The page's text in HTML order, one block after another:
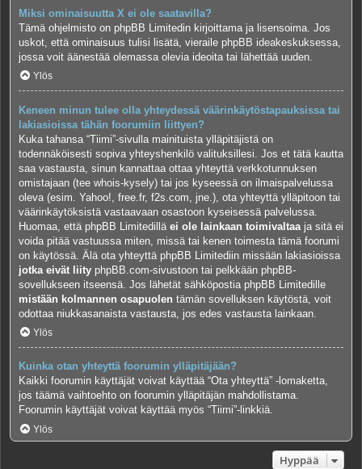
Miksi ominaisuutta X ei ole saatavilla?
Tämä ohjelmisto on phpBB Limitedin kirjoittama ja lisensoima. Jos
uskot, että ominaisuus tulisi lisätä, vieraile phpBB ideakeskuksessa
jossa voit äänestää olemassa olevia ideoita tai lähettää uuden.
Ylös
Keneen minun tulee olla yhteydessä väärinkäytöstapauksissa tai
lakiasioissa tähän foorumiin liittyen?
Kuka tahansa “Tiimi”-sivulla mainituista ylläpitäjistä on
todennäköisesti sopiva yhteyshenkilö valituksillesi. Jos et tätä kautta
saa vastausta, sinun kannattaa ottaa yhteyttä verkkotunnuksen
omistajaan (tee whois-kysely) tai jos kyseessä on ilmaispalvelussa
oleva (esim. Yahoo!, free.fr, f2s.com, jne.), ota yhteyttä ylläpitoon tai
väärinkäytöksistä vastaavaan osastoon kyseisessä palvelussa.
Huomaa, että phpBB Limitedillä ei ole lainkaan toimivaltaa ja sitä ei
voida pitää vastuussa miten, missä tai kenen toimesta tämä foorumi
on käytössä. Älä ota yhteyttä phpBB Limitediin missään lakiasioissa
jotka eivät liity phpBB.com-sivustoon tai pelkkään phpBB-
sovellukseen itseensä. Jos lähetät sähköpostia phpBB Limitedille
mistään kolmannen osapuolen tämän sovelluksen käytöstä, voit
odottaa niukkasanaista vastausta, jos edes vastausta lainkaan.
Ylös
Kuinka otan yhteyttä foorumin ylläpitäjään?
Kaikki foorumin käyttäjät voivat käyttää “Ota yhteyttä” -lomaketta,
jos täämä vaihtoehto on foorumin ylläpitäjän mahdollistama.
Foorumin käyttäjät voivat käyttää myös “Tiimi”-linkkiä.
Ylös
Hyppää